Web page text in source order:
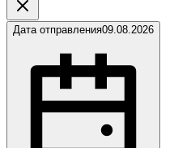
Дата отправления09.08.2026